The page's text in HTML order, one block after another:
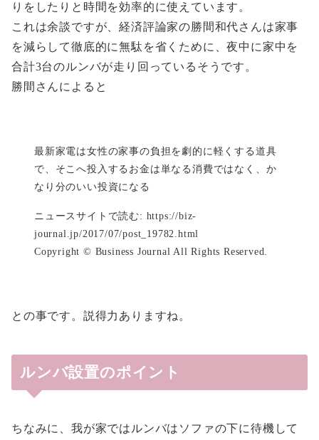
りをしたりと時間を効率的に使えています。
これは余談ですが、経済評論家の勝間和代さんは家事
を減らして徹底的に無駄を省くために、夜中に家中を
合計3台のルンバが走り回っているそうです。
勝間さんによると
最新家電は女性の家事の負担を劇的に軽くする道具
で、そこへ投入するお金は単なる消費ではなく、か
なり分のいい投資になる
ニュースサイトで読む: https://biz-
journal.jp/2017/07/post_19782.html
Copyright © Business Journal All Rights Reserved.
との事です。説得力ありますね。
ルンバ設置のポイント
ちなみに、我が家ではルンバはソファの下に待機して